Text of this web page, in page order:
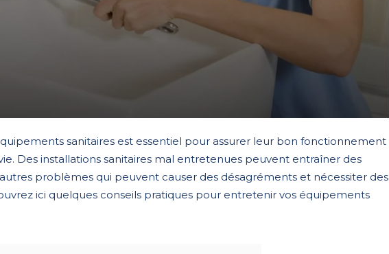
sanitaires est essentiel pour assurer leur bon fonctionnement
Des installations sanitaires mal entretenues peuvent entraîner des
problèmes qui peuvent causer des désagréments et nécessiter des
ici quelques conseils pratiques pour entretenir vos équipements